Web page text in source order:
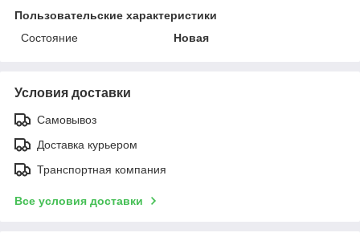
Пользовательские характеристики
Состояние
Новая
Условия доставки
Самовывоз
Доставка курьером
Транспортная компания
Все условия доставки